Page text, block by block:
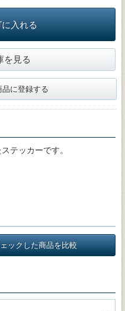
入れる
を見る
品に登録する
テッカーです。
ックした商品を比較